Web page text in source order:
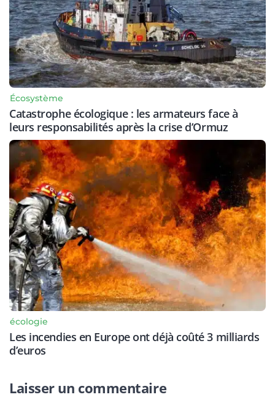
Écosystème
Catastrophe écologique : les armateurs face à
leurs responsabilités après la crise d’Ormuz
écologie
Les incendies en Europe ont déjà coûté 3 milliards
d’euros
Laisser un commentaire